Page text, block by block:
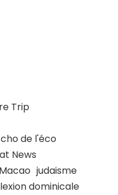
Trip
de l'éco
News
judaisme
dominicale